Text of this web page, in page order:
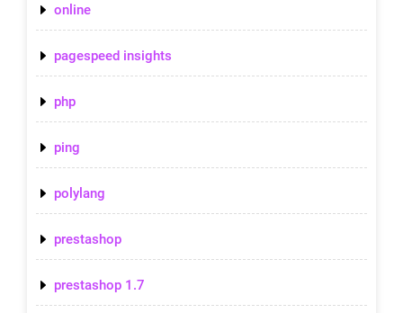
online
pagespeed insights
php
ping
polylang
prestashop
prestashop 1.7